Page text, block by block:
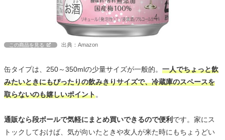
この商品を見る 出典：Amazon
缶タイプは、250～350mlの少量サイズが一般的。 一人でちょっと飲
みたいときにもぴったりの飲みきりサイズで、冷蔵庫のスペースを
取らないのも嬉しいポイント。
通販なら段ボールで気軽にまとめ買いできるので便利 です。家にス
トックしておけば、気が向いたときや友人が来た時にもちょうどい